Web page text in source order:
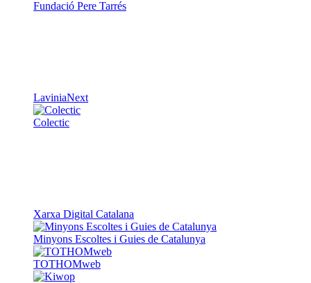
LaviniaNext
Xarxa Digital Catalana
Minyons Escoltes i Guies de Catalunya
TOTHOMweb